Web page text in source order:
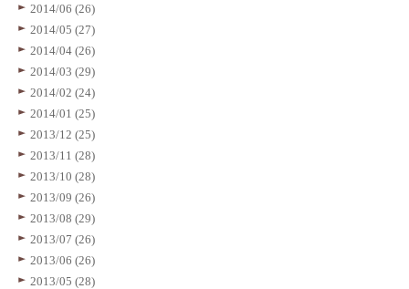
2014/06 (26)
2014/05 (27)
2014/04 (26)
2014/03 (29)
2014/02 (24)
2014/01 (25)
2013/12 (25)
2013/11 (28)
2013/10 (28)
2013/09 (26)
2013/08 (29)
2013/07 (26)
2013/06 (26)
2013/05 (28)